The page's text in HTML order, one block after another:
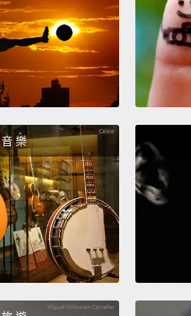
寫過《人類大歷史》。而他又再
們的成就，以及如何省思那些即
飢荒、健康－－並思考我們未來
Those are some of my recent
那些就是其中幾本我近期很喜歡
本看看，然後享受閱讀的過程。
音 樂